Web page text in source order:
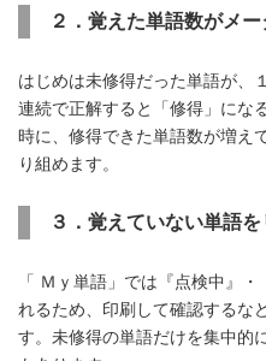
２．覚えた単語数がメ
はじめは未修得だった単語が、
連続で正解すると「修得」にな
時に、修得できた単語数が増え
り組めます。
３．覚えていない単語
「 Ｍｙ単語」では『点検中』
れるため、印刷して確認するな
す。未修得の単語だけを集中的